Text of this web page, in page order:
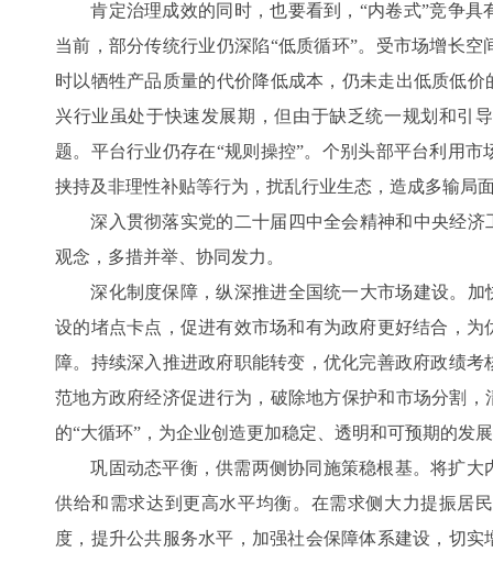
肯定治理成效的同时，也要看到，“内卷式”竞争具
当前，部分传统行业仍深陷“低质循环”。受市场增长
时以牺牲产品质量的代价降低成本，仍未走出低质低
兴行业虽处于快速发展期，但由于缺乏统一规划和引
题。平台行业仍存在“规则操控”。个别头部平台利用
挟持及非理性补贴等行为，扰乱行业生态，造成多输局
深入贯彻落实党的二十届四中全会精神和中央经济
观念，多措并举、协同发力。
深化制度保障，纵深推进全国统一大市场建设。加
设的堵点卡点，促进有效市场和有为政府更好结合，
障。持续深入推进政府职能转变，优化完善政府政绩
范地方政府经济促进行为，破除地方保护和市场分割
的“大循环”，为企业创造更加稳定、透明和可预期的发
巩固动态平衡，供需两侧协同施策稳根基。将扩大
供给和需求达到更高水平均衡。在需求侧大力提振居
度，提升公共服务水平，加强社会保障体系建设，切